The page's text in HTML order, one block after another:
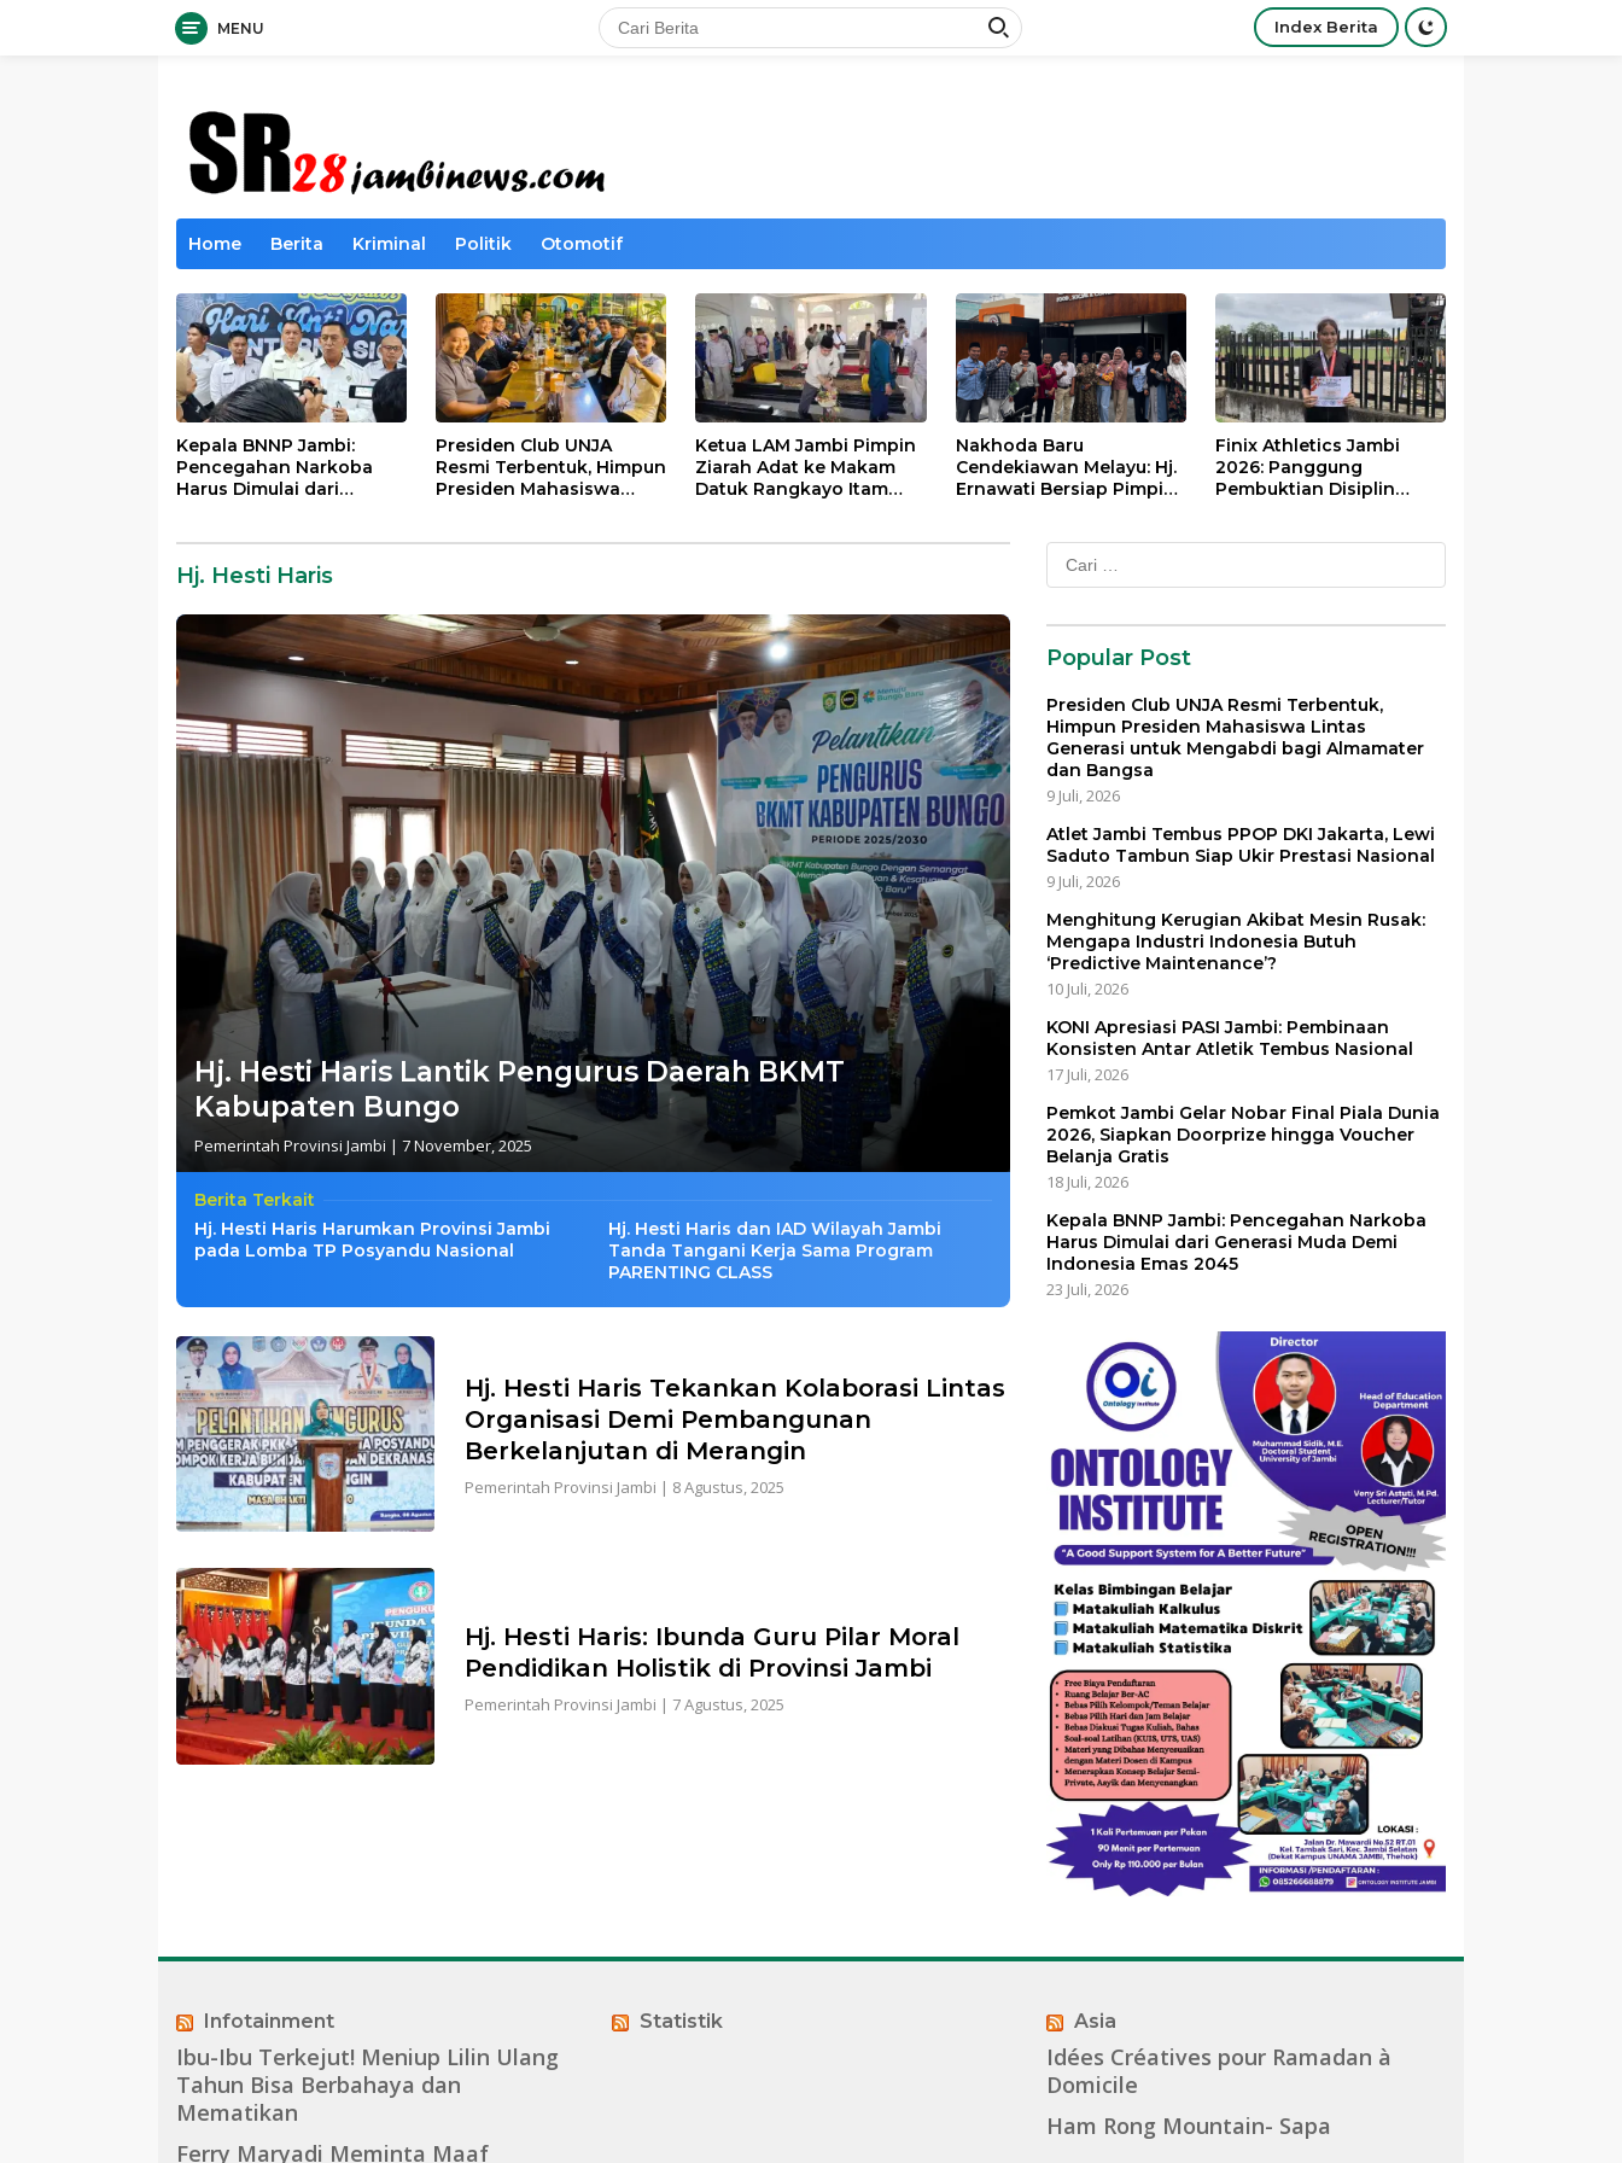
MENU Index Berita
Home Berita Kriminal Politik Otomotif
Kepala BNNP Jambi:
Pencegahan Narkoba
Harus Dimulai dari
Presiden Club UNJA
Resmi Terbentuk, Himpun
Presiden Mahasiswa
Ketua LAM Jambi Pimpin
Ziarah Adat ke Makam
Datuk Rangkayo Itam
Nakhoda Baru
Cendekiawan Melayu: Hj.
Ernawati Bersiap Pimpin
Finix Athletics Jambi
2026: Panggung
Pembuktian Disiplin
Hj. Hesti Haris
Hj. Hesti Haris Lantik Pengurus Daerah BKMT
Kabupaten Bungo
Pemerintah Provinsi Jambi | 7 November, 2025
Berita Terkait
Hj. Hesti Haris Harumkan Provinsi Jambi
pada Lomba TP Posyandu Nasional
Hj. Hesti Haris dan IAD Wilayah Jambi
Tanda Tangani Kerja Sama Program
PARENTING CLASS
Hj. Hesti Haris Tekankan Kolaborasi Lintas
Organisasi Demi Pembangunan
Berkelanjutan di Merangin
Pemerintah Provinsi Jambi | 8 Agustus, 2025
Hj. Hesti Haris: Ibunda Guru Pilar Moral
Pendidikan Holistik di Provinsi Jambi
Pemerintah Provinsi Jambi | 7 Agustus, 2025
Cari
untuk:
Popular Post
Presiden Club UNJA Resmi Terbentuk,
Himpun Presiden Mahasiswa Lintas
Generasi untuk Mengabdi bagi Almamater
dan Bangsa
9 Juli, 2026
Atlet Jambi Tembus PPOP DKI Jakarta, Lewi
Saduto Tambun Siap Ukir Prestasi Nasional
9 Juli, 2026
Menghitung Kerugian Akibat Mesin Rusak:
Mengapa Industri Indonesia Butuh
‘Predictive Maintenance’?
10 Juli, 2026
KONI Apresiasi PASI Jambi: Pembinaan
Konsisten Antar Atletik Tembus Nasional
17 Juli, 2026
Pemkot Jambi Gelar Nobar Final Piala Dunia
2026, Siapkan Doorprize hingga Voucher
Belanja Gratis
18 Juli, 2026
Kepala BNNP Jambi: Pencegahan Narkoba
Harus Dimulai dari Generasi Muda Demi
Indonesia Emas 2045
23 Juli, 2026
Infotainment
Ibu-Ibu Terkejut! Meniup Lilin Ulang
Tahun Bisa Berbahaya dan
Mematikan
Ferry Maryadi Meminta Maaf
Statistik Asia
Idées Créatives pour Ramadan à
Domicile
Ham Rong Mountain- Sapa